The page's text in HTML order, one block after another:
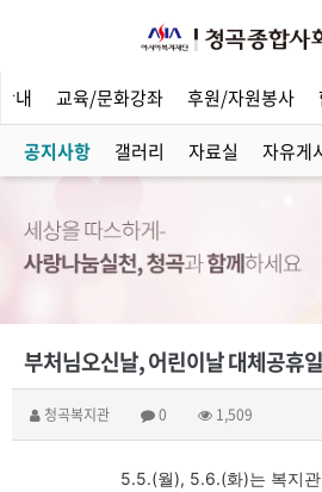
내 교육/문화강좌 후원/자원봉사
공지사항 갤러리 자료실 자유게
부처님오신날, 어린이날 대체공휴
청곡복지관 0 1,509
5.5.(월), 5.6.(화)는 복지